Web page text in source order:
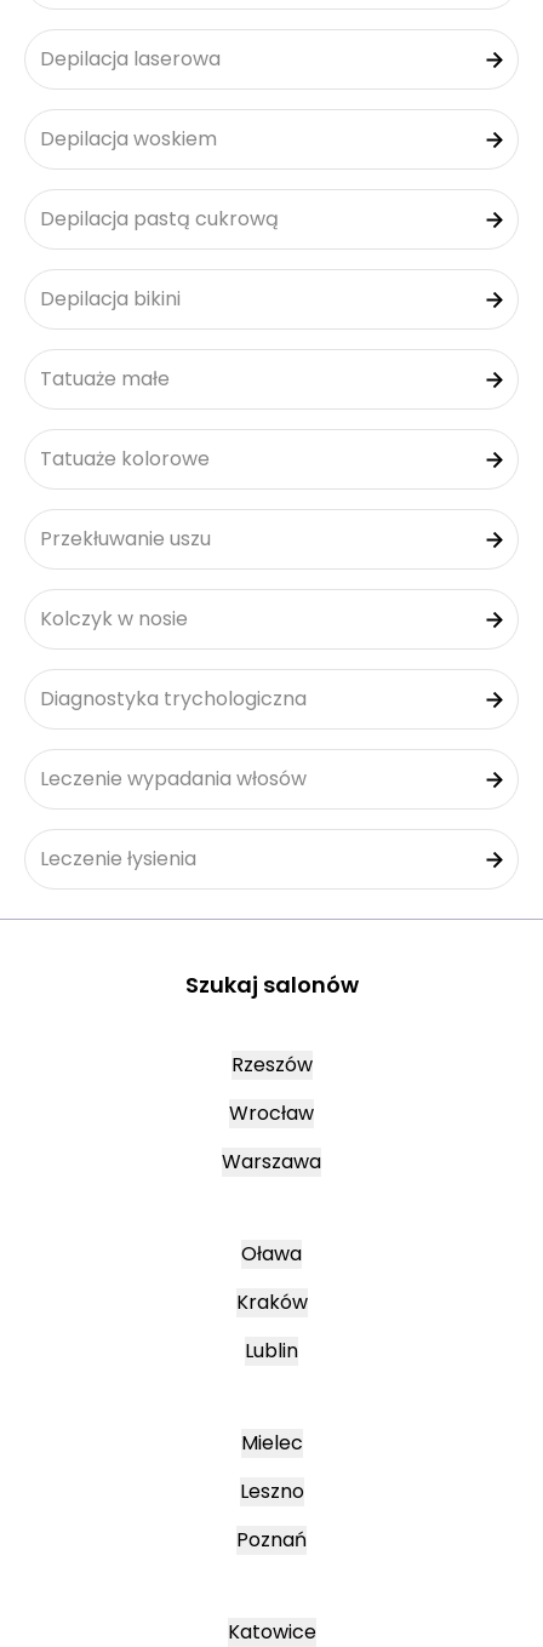
Depilacja laserowa
Depilacja woskiem
Depilacja pastą cukrową
Depilacja bikini
Tatuaże małe
Tatuaże kolorowe
Przekłuwanie uszu
Kolczyk w nosie
Diagnostyka trychologiczna
Leczenie wypadania włosów
Leczenie łysienia
Szukaj salonów
Rzeszów
Wrocław
Warszawa
Oława
Kraków
Lublin
Mielec
Leszno
Poznań
Katowice